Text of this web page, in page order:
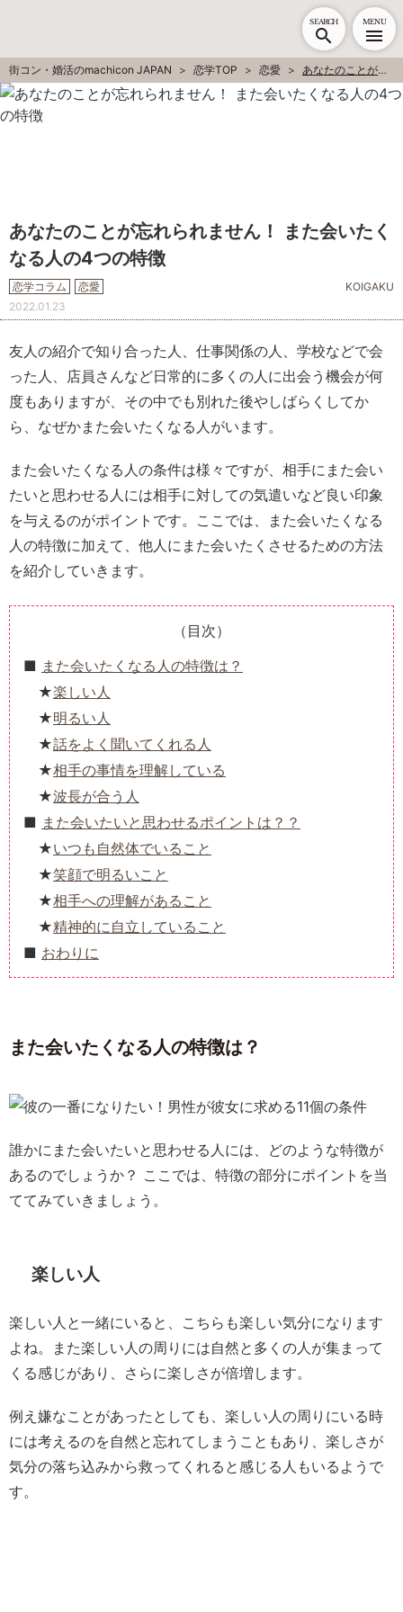
SEARCH MENU
街コン・婚活のmachicon JAPAN 恋学TOP 恋愛 あなたのことが忘れられません！ また会いたくなる人の4つの特徴
あなたのことが忘れられません！ また会いたく
なる人の4つの特徴
恋学コラム 恋愛
KOIGAKU
2022.01.23
友人の紹介で知り合った人、仕事関係の人、学校などで会
った人、店員さんなど日常的に多くの人に出会う機会が何
度もありますが、その中でも別れた後やしばらくしてか
ら、なぜかまた会いたくなる人がいます。
また会いたくなる人の条件は様々ですが、相手にまた会い
たいと思わせる人には相手に対しての気遣いなど良い印象
を与えるのがポイントです。ここでは、また会いたくなる
人の特徴に加えて、他人にまた会いたくさせるための方法
を紹介していきます。
（目次）
また会いたくなる人の特徴は？
楽しい人
明るい人
話をよく聞いてくれる人
相手の事情を理解している
波長が合う人
また会いたいと思わせるポイントは？？
いつも自然体でいること
笑顔で明るいこと
相手への理解があること
精神的に自立していること
おわりに
また会いたくなる人の特徴は？
誰かにまた会いたいと思わせる人には、どのような特徴が
あるのでしょうか？ ここでは、特徴の部分にポイントを当
ててみていきましょう。
楽しい人
楽しい人と一緒にいると、こちらも楽しい気分になります
よね。また楽しい人の周りには自然と多くの人が集まって
くる感じがあり、さらに楽しさが倍増します。
例え嫌なことがあったとしても、楽しい人の周りにいる時
には考えるのを自然と忘れてしまうこともあり、楽しさが
気分の落ち込みから救ってくれると感じる人もいるようで
す。